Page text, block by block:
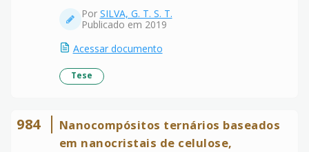
Por SILVA, G. T. S. T.
Publicado em 2019
Acessar documento
Tese
984
Nanocompósitos ternários baseados
em nanocristais de celulose,